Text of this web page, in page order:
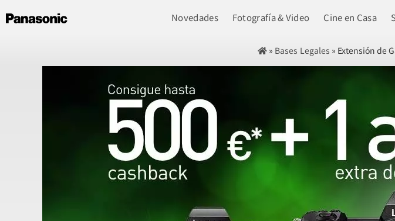
Novedades Fotografía & Video Cine en Casa
» Bases Legales » Extensión de